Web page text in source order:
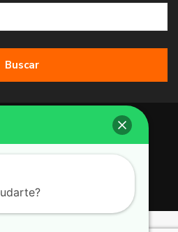
Buscar
All Rights Reserved.